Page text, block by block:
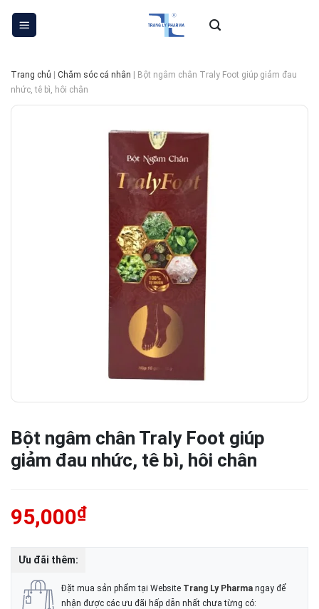
Skip
Trang chủ Chăm sóc cá nhân
Bột ngâm chân Traly Foot giúp giảm đau
nhức, tê bì, hôi chân
Bột ngâm chân Traly Foot giúp
giảm đau nhức, tê bì, hôi chân
95,000₫
Ưu đãi thêm:
Đặt mua sản phẩm tại Website Trang Ly Pharma ngay để
nhận được các ưu đãi hấp dẫn nhất chưa từng có: